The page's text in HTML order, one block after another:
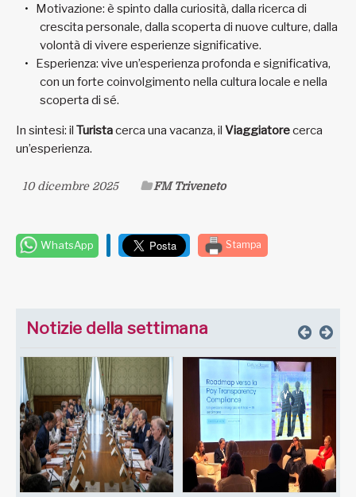
Motivazione: è spinto dalla curiosità, dalla ricerca di
crescita personale, dalla scoperta di nuove culture, dalla
volontà di vivere esperienze significative.
Esperienza: vive un’esperienza profonda e significativa,
con un forte coinvolgimento nella cultura locale e nella
scoperta di sé.
In sintesi: il Turistacerca una vacanza, il Viaggiatorecerca
un’esperienza.
10 dicembre 2025 FM Triveneto
WhatsApp Stampa
Notizie della settimana